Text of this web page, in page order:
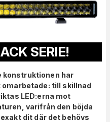
SERIE!
konstruktionen har
till skillnad
LED:erna mot
varifrån den böjda
dit där det behövs